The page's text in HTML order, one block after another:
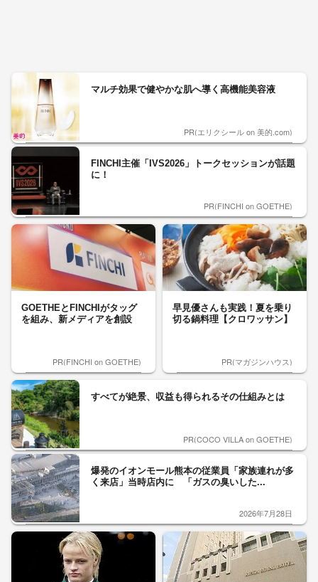
マルチ効果で健やかな肌へ導く高機能美容液
PR(エリクシール on 美的.com)
FINCHI主催「IVS2026」トークセッションが話題
に！
PR(FINCHI on GOETHE)
GOETHEとFINCHIがタッグ
を組み、新メディアを創設
PR(FINCHI on GOETHE)
早見優さんも実践！夏を乗り
切る鍋料理【クロワッサン】
PR(マガジンハウス)
すべてが絶景、収益も得られるその仕組みとは
PR(COCO VILLA on GOETHE)
爆発のイオンモール熊本の従業員「家族連れが多
く来店」当時店内に 「ガスの臭いした...
2026年7月28日